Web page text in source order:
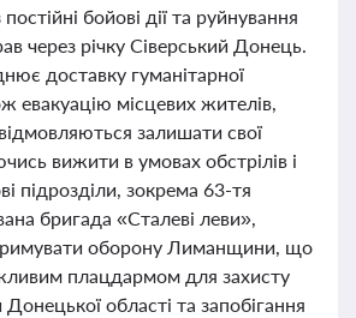
бойові дії та руйнування
через річку Сіверський Донець.
доставку гуманітарної
евакуацію місцевих жителів,
залишати свої
вижити в умовах обстрілів і
підрозділи, зокрема 63-тя
бригада «Сталеві леви»,
оборону Лиманщини, що
плацдармом для захисту
Донецької області та запобігання